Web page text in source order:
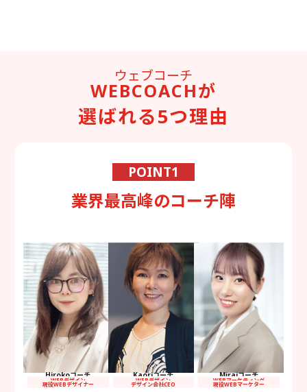
ウェブコーチ
WEBCOACHが
選ばれる5つ理由
POINT1
業界最高峰のコーチ陣
Hirokoコーチ
WEBデザイン
現役WEBデザイナー
Kaoriコーチ
WEBデザイン
デザイン会社CEO
Miraiコーチ
WEBマーケティング
現役WEBマーケター